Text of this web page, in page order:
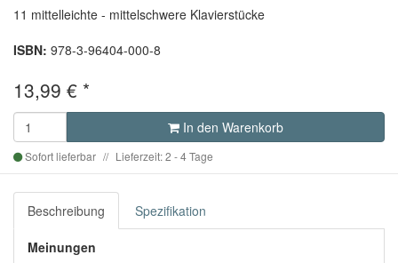
11 mittelleichte - mittelschwere Klavierstücke
ISBN: 978-3-96404-000-8
13,99 € *
In den Warenkorb
Sofort lieferbar Lieferzeit: 2 - 4 Tage
Beschreibung Spezifikation
Meinungen